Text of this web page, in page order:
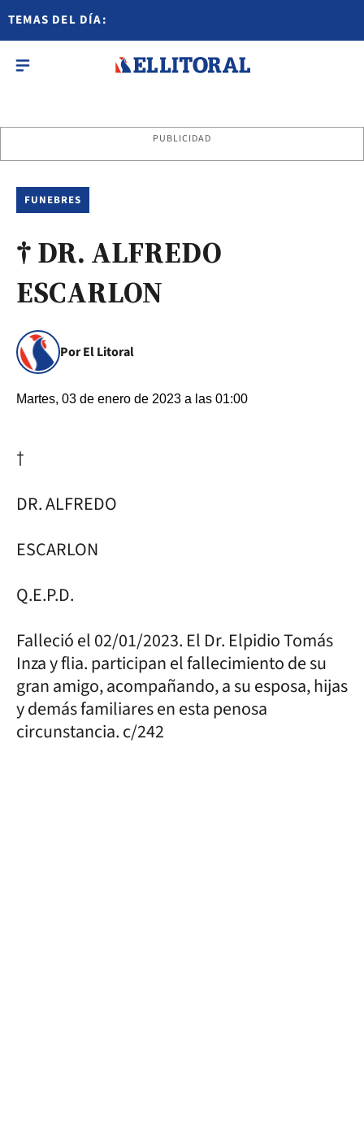
TEMAS DEL DÍA:
PUBLICIDAD
FUNEBRES
† DR. ALFREDO
ESCARLON
Por El Litoral
Martes, 03 de enero de 2023 a las 01:00
†
DR. ALFREDO
ESCARLON
Q.E.P.D.
Falleció el 02/01/2023. El Dr. Elpidio Tomás
Inza y flia. participan el fallecimiento de su
gran amigo, acompañando, a su esposa, hijas
y demás familiares en esta penosa
circunstancia. c/242